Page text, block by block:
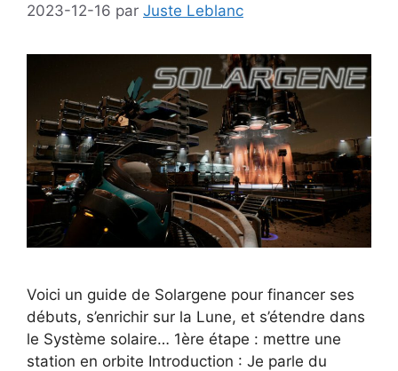
2023-12-16 par Juste Leblanc
Voici un guide de Solargene pour financer ses
débuts, s’enrichir sur la Lune, et s’étendre dans
le Système solaire… 1ère étape : mettre une
station en orbite Introduction : Je parle du